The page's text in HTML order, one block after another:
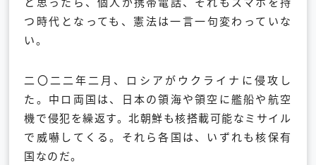
つ時代となっても、憲法は一言一句変わっていな
い。
二〇二二年二月、ロシアがウクライナに侵攻し
た。中ロ両国は、日本の領海や領空に艦船や航空
機で侵犯を繰返す。北朝鮮も核搭載可能なミサイル
で威嚇してくる。それら各国は、いずれも核保有
国なのだ。